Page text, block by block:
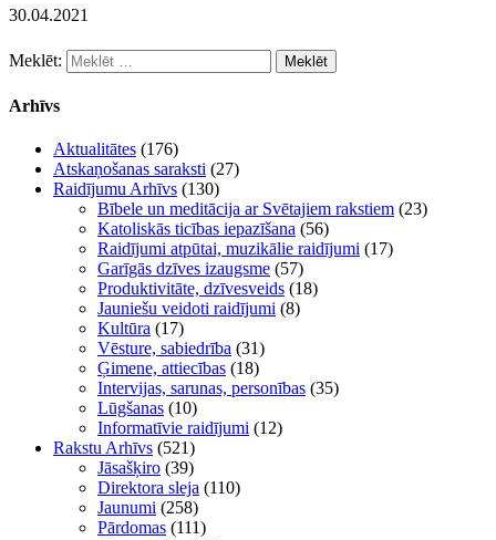
30.04.2021
Meklēt:
Arhīvs
Aktualitātes (176)
Atskaņošanas saraksti (27)
Raidījumu Arhīvs (130)
Bībele un meditācija ar Svētajiem rakstiem (23)
Katoliskās ticības iepazīšana (56)
Raidījumi atpūtai, muzikālie raidījumi (17)
Garīgās dzīves izaugsme (57)
Produktivitāte, dzīvesveids (18)
Jauniešu veidoti raidījumi (8)
Kultūra (17)
Vēsture, sabiedrība (31)
Ģimene, attiecības (18)
Intervijas, sarunas, personības (35)
Lūgšanas (10)
Informatīvie raidījumi (12)
Rakstu Arhīvs (521)
Jāsašķiro (39)
Direktora sleja (110)
Jaunumi (258)
Pārdomas (111)